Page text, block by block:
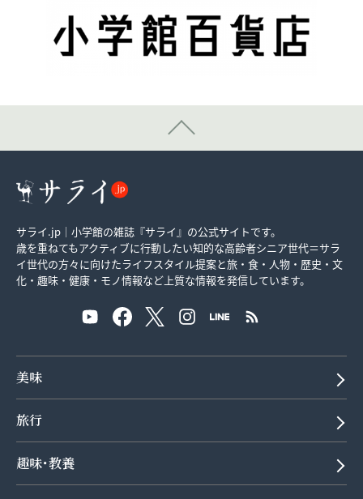
サライ.jp｜小学館の雑誌『サライ』の公式サイトです。
歳を重ねてもアクティブに行動したい知的な高齢者シニア世代＝サラ
イ世代の方々に向けたライフスタイル提案と旅・食・人物・歴史・文
化・趣味・健康・モノ情報など上質な情報を発信しています。
美味
旅行
趣味･教養